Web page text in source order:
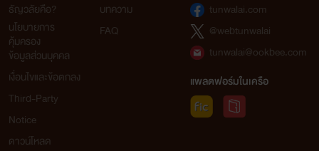
ธัญวลัยคือ?
นโยบายการ
คุ้มครอง
ข้อมูลส่วนบุคคล
เงื่อนไขและข้อตกลง
Third-Party
Notice
ดาวน์โหลด
บทความ
FAQ
tunwalai.com
@webtunwalai
tunwalai@ookbee.com
แพลตฟอร์มในเครือ